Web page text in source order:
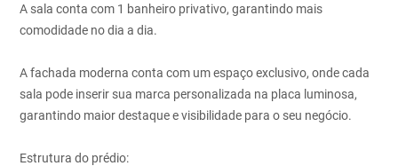
A sala conta com 1 banheiro privativo, garantindo mais
comodidade no dia a dia.
A fachada moderna conta com um espaço exclusivo, onde cada
sala pode inserir sua marca personalizada na placa luminosa,
garantindo maior destaque e visibilidade para o seu negócio.
Estrutura do prédio: